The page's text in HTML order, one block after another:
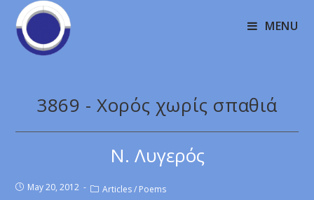
MENU
3869 - Χορός χωρίς σπαθιά
Ν. Λυγερός
May 20, 2012 Articles / Poems